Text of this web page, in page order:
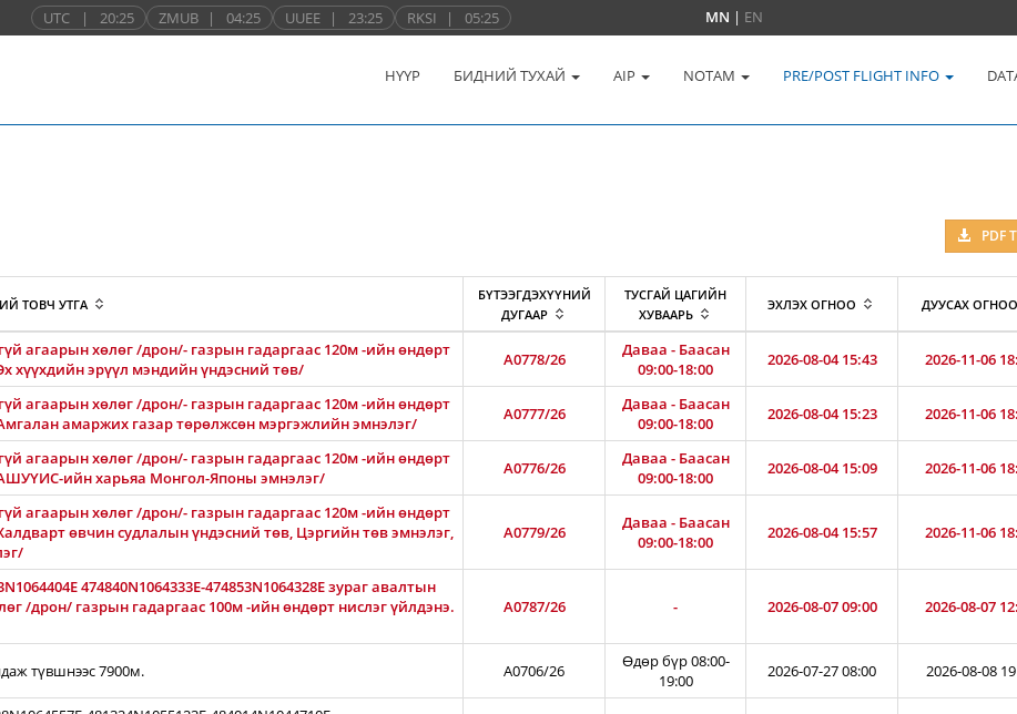
UTC | 20:25 ZMUB | 04:25 UUEE | 23:25 RKSI | 05:25 MN | EN
НҮҮР БИДНИЙ ТУХАЙ AIP NOTAM PRE/POST FLIGHT INFO
PDF
ТОВЧ УТГА
БҮТЭЭГДЭХҮҮНИЙ
ДУГААР
ТУСГАЙ ЦАГИЙН
ХУВААРЬ
ЭХЛЭХ ОГНОО ДУУСАХ ОГНОО
агаарын хөлөг /дрон/- газрын гадаргаас 120м -ийн өндөрт
хүүхдийн эрүүл мэндийн үндэсний төв/
A0778/26
Даваа - Баасан
09:00-18:00
2026-08-04 15:43 2026-11-06
агаарын хөлөг /дрон/- газрын гадаргаас 120м -ийн өндөрт
амаржих газар төрөлжсөн мэргэжлийн эмнэлэг/
A0777/26
Даваа - Баасан
09:00-18:00
2026-08-04 15:23 2026-11-06
агаарын хөлөг /дрон/- газрын гадаргаас 120м -ийн өндөрт
АШУҮИС-ийн харьяа Монгол-Японы эмнэлэг/
A0776/26
Даваа - Баасан
09:00-18:00
2026-08-04 15:09 2026-11-06
агаарын хөлөг /дрон/- газрын гадаргаас 120м -ийн өндөрт
өвчин судлалын үндэсний төв, Цэргийн төв эмнэлэг,
A0779/26
Даваа - Баасан
09:00-18:00
2026-08-04 15:57 2026-11-06
474840N1064333E-474853N1064328E зураг авалтын
/дрон/ газрын гадаргаас 100м -ийн өндөрт нислэг үйлдэнэ.
A0787/26 - 2026-08-07 09:00 2026-08-07
түвшнээс 7900м. A0706/26
Өдөр бүр 08:00-
19:00
2026-07-27 08:00 2026-08-08